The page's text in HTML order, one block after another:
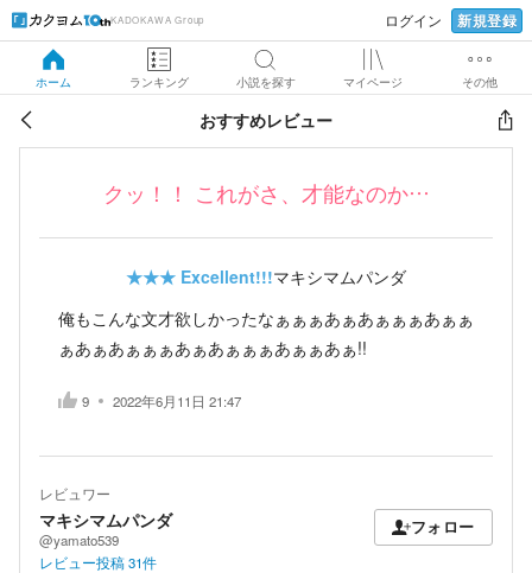
KADOKAWA Group ログイン 新規登録
ホーム ランキング 小説を探す マイページ その他
おすすめレビュー
クッ！！ これがさ、才能なのか…
★★★ Excellent!!!マキシマムパンダ
俺もこんな文才欲しかったなぁぁぁあぁあぁぁぁあぁぁ
ぁあぁあぁぁぁあぁあぁぁぁあぁぁあぁ!!
9 2022年6月11日 21:47
レビュワー
マキシマムパンダ
@yamato539
フォロー
レビュー投稿31件